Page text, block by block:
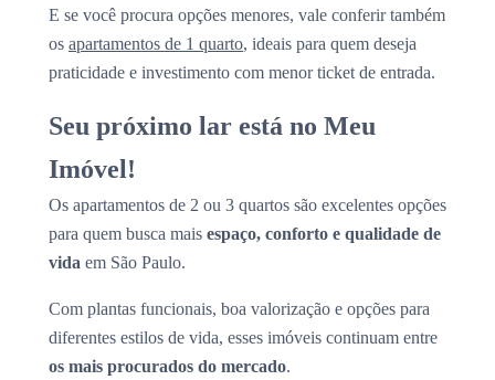
E se você procura opções menores, vale conferir também
os apartamentos de 1 quarto, ideais para quem deseja
praticidade e investimento com menor ticket de entrada.
Seu próximo lar está no Meu
Imóvel!
Os apartamentos de 2 ou 3 quartos são excelentes opções
para quem busca mais espaço, conforto e qualidade de
vida em São Paulo.
Com plantas funcionais, boa valorização e opções para
diferentes estilos de vida, esses imóveis continuam entre
os mais procurados do mercado.